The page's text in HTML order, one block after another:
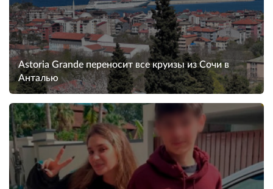
Astoria Grande переносит все круизы из Сочи в
Анталью